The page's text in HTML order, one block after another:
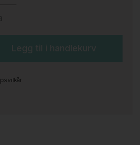
Legg til i handlekurv